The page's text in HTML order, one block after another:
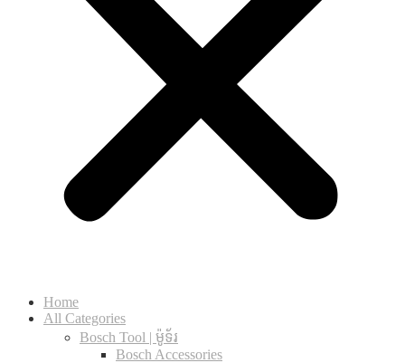
Home
All Categories
Bosch Tool | ម៉ូទ័រ
Bosch Accessories